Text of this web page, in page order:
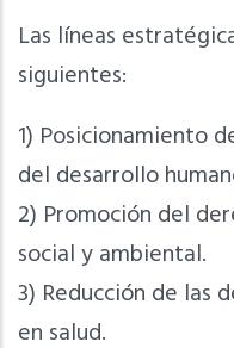
Las líneas
siguientes:
1) Posicionamiento
del desarrollo
2) Promoción del
social y ambiental.
3) Reducción de las
en salud.